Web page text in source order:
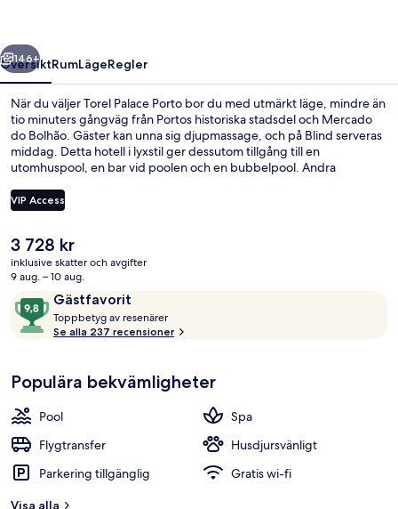
Nästa
146+
ÖversiktRumLägeRegler
När du väljer Torel Palace Porto bor du med utmärkt läge, mindre än
tio minuters gångväg från Portos historiska stadsdel och Mercado
do Bolhão. Gäster kan unna sig djupmassage, och på Blind serveras
middag. Detta hotell i lyxstil ger dessutom tillgång till en
utomhuspool, en bar vid poolen och en bubbelpool. Andra
finns i närheten. Till Marcolino Santa Catarina hållplats tar det 5
minuter att gå och till Batalha hållplats är det 6 minuter.
VIP Access
Det
nuvarande
priset
3 728 kr
3 728 kr
inklusive skatter och avgifter
9 aug. – 10 aug.
RecensionerGästfavorit
9,8
av
10,
Toppbetyg av resenärer
o
b
Se alla 237 recensioner
Populära bekvämligheter
Pool
Spa
Flygtransfer
Husdjursvänligt
Parkering tillgänglig
Gratis wi-fi
Visa alla